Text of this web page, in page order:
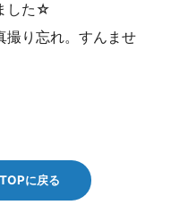
した☆
撮り忘れ。すんませ
に戻る